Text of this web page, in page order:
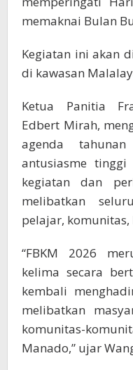
memaknai Bulan
Kegiatan ini akan
di kawasan
Ketua Panitia
Edbert Mirah,
agenda
antusiasme
kegiatan dan
melibatkan
pelajar,
“FBKM 2026
kelima secara
kembali
melibatkan
komunitas-
Manado,” ujar